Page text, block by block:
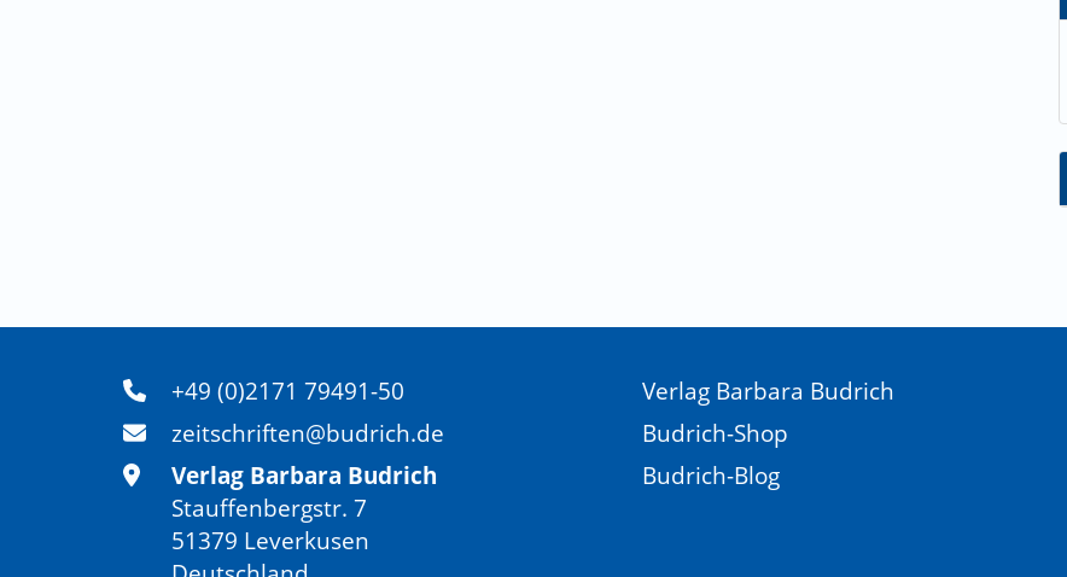
+49 (0)2171 79491-50
zeitschriften@budrich.de
Verlag Barbara Budrich
Stauffenbergstr. 7
51379 Leverkusen
Verlag Barbara Budrich
Budrich-Shop
Budrich-Blog